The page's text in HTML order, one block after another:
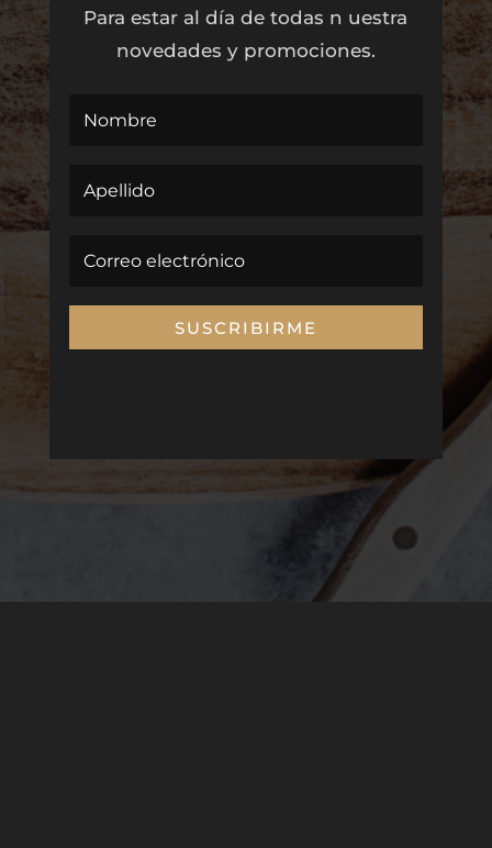
Para estar al día de todas n uestra
novedades y promociones.
SUSCRIBIRME